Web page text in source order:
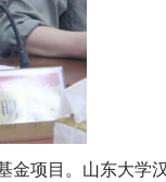
项目。山东大学